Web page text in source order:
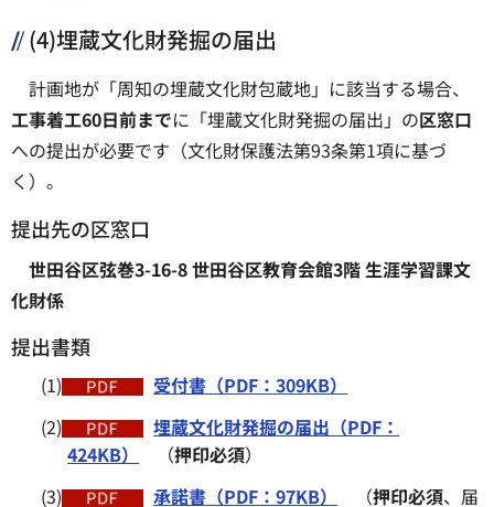
(4)埋蔵文化財発掘の届出
計画地が「周知の埋蔵文化財包蔵地」に該当する場合、
工事着工60日前までに「埋蔵文化財発掘の届出」の区窓口
への提出が必要です（文化財保護法第93条第1項に基づ
く）。
提出先の区窓口
世田谷区弦巻3-16-8 世田谷区教育会館3階 生涯学習課文
化財係
提出書類
(1)
受付書（PDF：309KB）
(2)
埋蔵文化財発掘の届出（PDF：
424KB）
（押印必須）
(3)
承諾書（PDF：97KB） （押印必須、届